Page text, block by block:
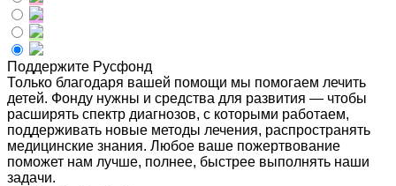
Поддержите Русфонд
Только благодаря вашей помощи мы помогаем лечить
детей. Фонду нужны и средства для развития — чтобы
расширять спектр диагнозов, с которыми работаем,
поддерживать новые методы лечения, распространять
медицинские знания. Любое ваше пожертвование
поможет нам лучше, полнее, быстрее выполнять наши
задачи.